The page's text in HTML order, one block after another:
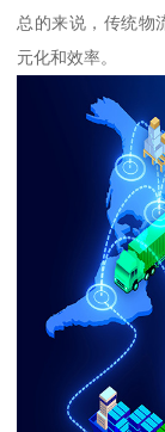
总的来说，传统物
元化和效率。